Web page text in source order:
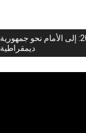
اجتماع إيران حرة 2023: إلى الأمام نحو جمهورية
ديمقراطية